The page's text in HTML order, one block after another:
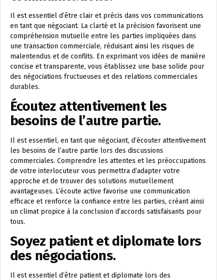
Il est essentiel d’être clair et précis dans vos communications
en tant que négociant. La clarté et la précision favorisent une
compréhension mutuelle entre les parties impliquées dans
une transaction commerciale, réduisant ainsi les risques de
malentendus et de conflits. En exprimant vos idées de manière
concise et transparente, vous établissez une base solide pour
des négociations fructueuses et des relations commerciales
durables.
Écoutez attentivement les
besoins de l’autre partie.
Il est essentiel, en tant que négociant, d’écouter attentivement
les besoins de l’autre partie lors des discussions
commerciales. Comprendre les attentes et les préoccupations
de votre interlocuteur vous permettra d’adapter votre
approche et de trouver des solutions mutuellement
avantageuses. L’écoute active favorise une communication
efficace et renforce la confiance entre les parties, créant ainsi
un climat propice à la conclusion d’accords satisfaisants pour
tous.
Soyez patient et diplomate lors
des négociations.
Il est essentiel d’être patient et diplomate lors des